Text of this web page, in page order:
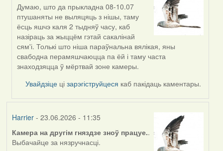
In
reply
to
by
nasta
Думаю, што да прыкладна 08-10.07
птушаняты не выляцяць з нішы, таму
ёсць яшчэ каля 2 тыдняў часу, каб
назіраць за жыццём гэтай сакалінай
сям'і. Толькі што ніша параўнальна вялікая, яны
свабодна перамяшчаюцца па ёй і таму часта
знаходзяцца ў мёртвай зоне камеры.
Увайдзіце цізарэгіструйцеся каб пакідаць каментары.
Harrier- 23.06.2026 - 11:35
Камера на другім гняздзе зноў працуе..
Выбачайце за нязручнасці.